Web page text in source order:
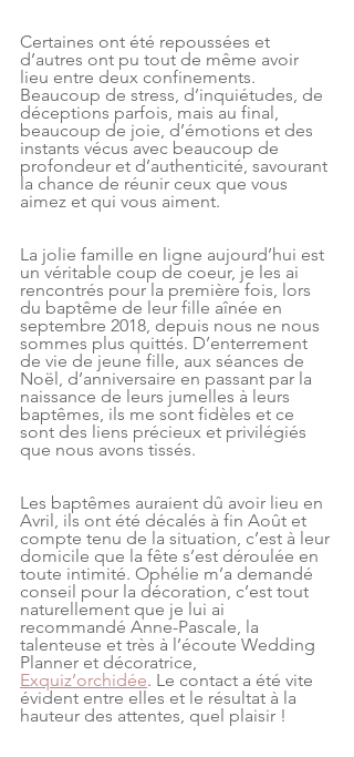
Certaines ont été repoussées et
d’autres ont pu tout de même avoir
lieu entre deux confinements.
Beaucoup de stress, d’inquiétudes, de
déceptions parfois, mais au final,
beaucoup de joie, d’émotions et des
instants vécus avec beaucoup de
profondeur et d’authenticité, savourant
la chance de réunir ceux que vous
aimez et qui vous aiment.
La jolie famille en ligne aujourd’hui est
un véritable coup de coeur, je les ai
rencontrés pour la première fois, lors
du baptême de leur fille aînée en
septembre 2018, depuis nous ne nous
sommes plus quittés. D’enterrement
de vie de jeune fille, aux séances de
Noël, d’anniversaire en passant par la
naissance de leurs jumelles à leurs
baptêmes, ils me sont fidèles et ce
sont des liens précieux et privilégiés
que nous avons tissés.
Les baptêmes auraient dû avoir lieu en
Avril, ils ont été décalés à fin Août et
compte tenu de la situation, c’est à leur
domicile que la fête s’est déroulée en
toute intimité. Ophélie m’a demandé
conseil pour la décoration, c’est tout
naturellement que je lui ai
recommandé Anne-Pascale, la
talenteuse et très à l’écoute Wedding
Planner et décoratrice,
Exquiz’orchidée. Le contact a été vite
évident entre elles et le résultat à la
hauteur des attentes, quel plaisir !